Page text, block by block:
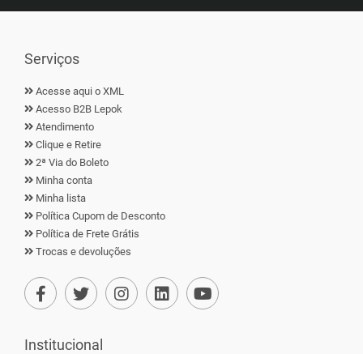
Serviços
Acesse aqui o XML
Acesso B2B Lepok
Atendimento
Clique e Retire
2ª Via do Boleto
Minha conta
Minha lista
Política Cupom de Desconto
Política de Frete Grátis
Trocas e devoluções
Institucional